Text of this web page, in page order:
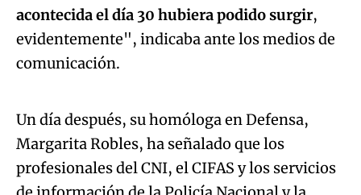
acontecida el día 30 hubiera podido surgir,
evidentemente", indicaba ante los medios de
comunicación.
Try again
Un día después, su homóloga en Defensa,
Margarita Robles, ha señalado que los
profesionales del CNI, el CIFAS y los servicios